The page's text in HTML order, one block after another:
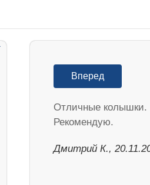
Вперед
Отличные колышки.
Рекомендую.
Дмитрий К.,